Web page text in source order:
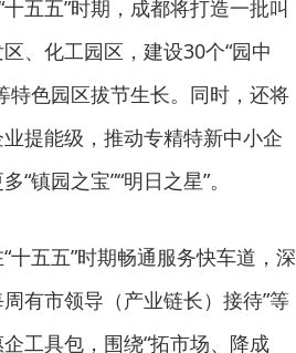
五五”时期，成都将打造一批叫
、化工园区，建设30个“园中
特色园区拔节生长。同时，还将
提能级，推动专精特新中小企
镇园之宝”“明日之星”。
五五”时期畅通服务快车道，深
有市领导（产业链长）接待”等
工具包，围绕“拓市场、降成